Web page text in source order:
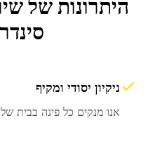
היתרונות של
ניקיון יסודי ומקיף
אנו מנקים כל פינה בבית